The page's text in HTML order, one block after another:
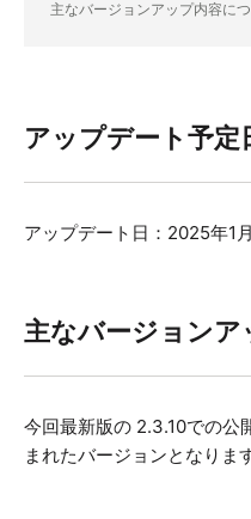
主なバージョンアップ内容に
アップデート予定
アップデート日：2025年1
主なバージョンア
今回最新版の 2.3.10での公
まれたバージョンとなります